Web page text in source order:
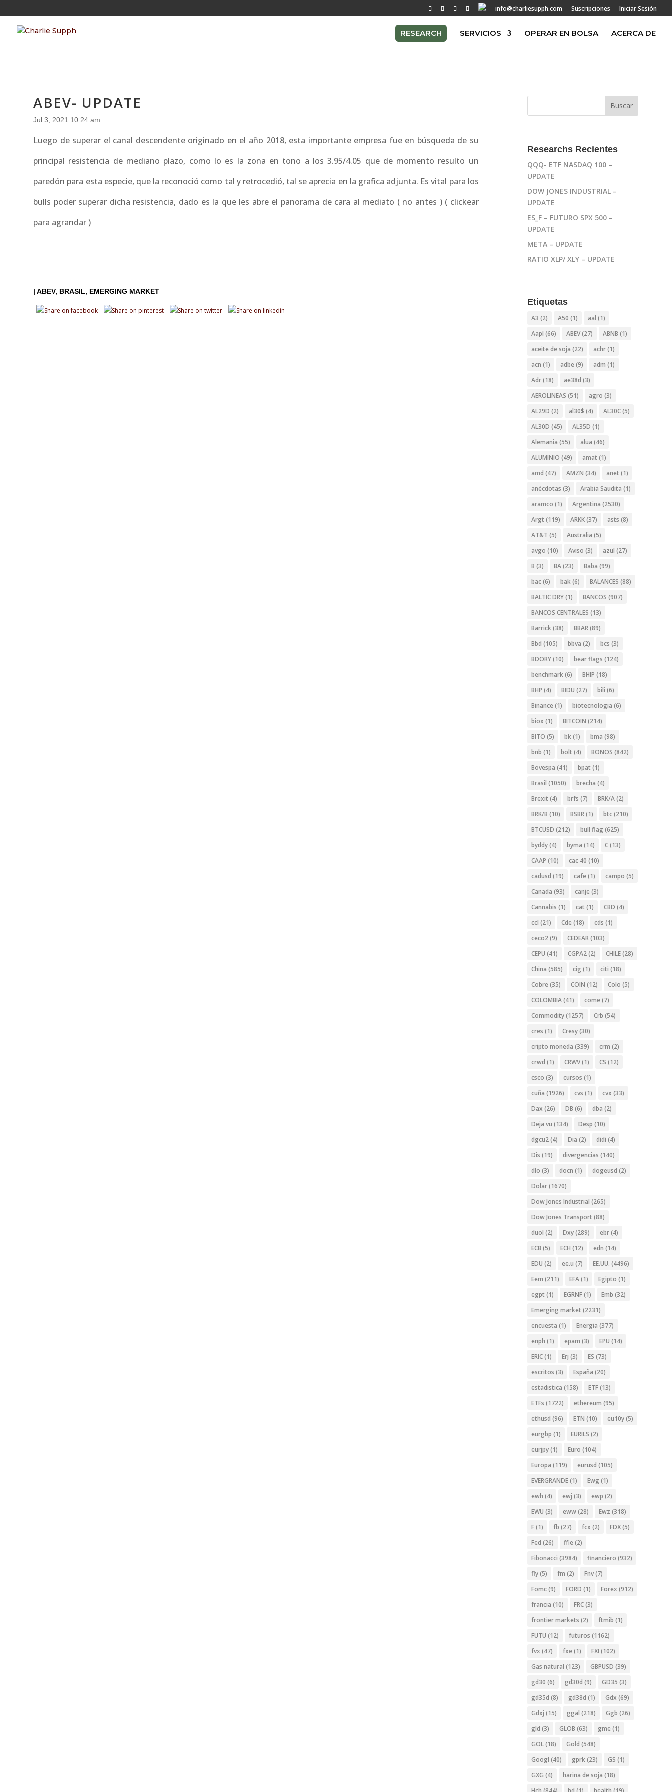
info@charliesupph.com Suscripciones Iniciar Sesión
RESEARCH SERVICIOS OPERAR EN BOLSA ACERCA DE
ABEV- UPDATE
Jul 3, 2021 10:24 am
Luego de superar el canal descendente originado en el año 2018, esta importante empresa fue en búsqueda de su
principal resistencia de mediano plazo, como lo es la zona en tono a los 3.95/4.05 que de momento resulto un
paredón para esta especie, que la reconoció como tal y retrocedió, tal se aprecia en la grafica adjunta. Es vital para los
bulls poder superar dicha resistencia, dado es la que les abre el panorama de cara al mediato ( no antes ) ( clickear
para agrandar )
|ABEV BRASIL EMERGING MARKET
Researchs Recientes
QQQ- ETF NASDAQ 100 –
UPDATE
DOW JONES INDUSTRIAL –
UPDATE
ES_F – FUTURO SPX 500 –
UPDATE
META – UPDATE
RATIO XLP/ XLY – UPDATE
Etiquetas
A3 (2) A50 (1) aal (1)
Aapl (66) ABEV(27) ABNB (1)
aceite de soja (22) achr(1)
acn (1) adbe (9) adm (1)
Adr(18) ae38d (3)
AEROLINEAS (51) agro (3)
AL29D (2) al30$ (4) AL30C(5)
AL30D (45) AL35D (1)
Alemania (55) alua (46)
ALUMINIO (49) amat (1)
amd (47) AMZN (34) anet (1)
anécdotas (3) Arabia Saudita (1)
aramco (1) Argentina (2530)
Argt (119) ARKK(37) asts (8)
AT&T (5) Australia (5)
avgo (10) Aviso (3) azul (27)
B (3) BA(23) Baba (99)
bac(6) bak(6) BALANCES (88)
BALTIC DRY(1) BANCOS (907)
BANCOS CENTRALES (13)
Barrick(38) BBAR(89)
Bbd (105) bbva (2) bcs (3)
BDORY(10) bear flags (124)
benchmark(6) BHIP (18)
BHP (4) BIDU (27) bili (6)
Binance (1) biotecnologia (6)
biox (1) BITCOIN (214)
BITO (5) bk(1) bma (98)
bnb (1) bolt (4) BONOS (842)
Bovespa (41) bpat (1)
Brasil (1050) brecha (4)
Brexit (4) brfs (7) BRK/A(2)
BRK/B (10) BSBR(1) btc(210)
BTCUSD (212) bull flag (625)
byddy(4) byma (14) C(13)
CAAP (10) cac 40 (10)
cadusd (19) cafe (1) campo (5)
Canada (93) canje (3)
Cannabis (1) cat (1) CBD (4)
ccl (21) Cde (18) cds (1)
ceco2(9) CEDEAR(103)
CEPU (41) CGPA2(2) CHILE(28)
China (585) cig (1) citi (18)
Cobre (35) COIN (12) Colo (5)
COLOMBIA(41) come (7)
Commodity(1257) Crb (54)
cres (1) Cresy(30)
cripto moneda (339) crm (2)
crwd (1) CRWV(1) CS (12)
csco (3) cursos (1)
cuña (1926) cvs (1) cvx (33)
Dax (26) DB (6) dba (2)
Deja vu (134) Desp (10)
dgcu2(4) Dia (2) didi (4)
Dis (19) divergencias (140)
dlo (3) docn (1) dogeusd (2)
Dolar(1670)
Dow Jones Industrial (265)
Dow Jones Transport (88)
duol (2) Dxy(289) ebr(4)
ECB (5) ECH (12) edn (14)
EDU (2) ee.u (7) EE.UU. (4496)
Eem (211) EFA(1) Egipto (1)
egpt (1) EGRNF(1) Emb (32)
Emerging market (2231)
encuesta (1) Energia (377)
enph (1) epam (3) EPU (14)
ERIC(1) Erj (3) ES (73)
escritos (3) España (20)
estadistica (158) ETF(13)
ETFs (1722) ethereum (95)
ethusd (96) ETN (10) eu10y(5)
eurgbp (1) EURILS (2)
eurjpy(1) Euro (104)
Europa (119) eurusd (105)
EVERGRANDE(1) Ewg (1)
ewh (4) ewj (3) ewp (2)
EWU (3) eww(28) Ewz (318)
F(1) fb (27) fcx (2) FDX(5)
Fed (26) ffie (2)
Fibonacci (3984) financiero (932)
fly(5) fm (2) Fnv(7)
Fomc(9) FORD (1) Forex (912)
francia (10) FRC(3)
frontier markets (2) ftmib (1)
FUTU (12) futuros (1162)
fvx (47) fxe (1) FXI (102)
Gas natural (123) GBPUSD (39)
gd30 (6) gd30d (9) GD35 (3)
gd35d (8) gd38d (1) Gdx (69)
Gdxj (15) ggal (218) Ggb (26)
gld (3) GLOB (63) gme (1)
GOL(18) Gold (548)
Googl (40) gprk(23) GS (1)
GXG (4) harina de soja (18)